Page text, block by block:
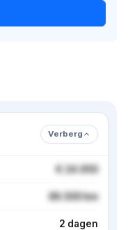
Verberg
€ 24.950
86.500 km
2 dagen